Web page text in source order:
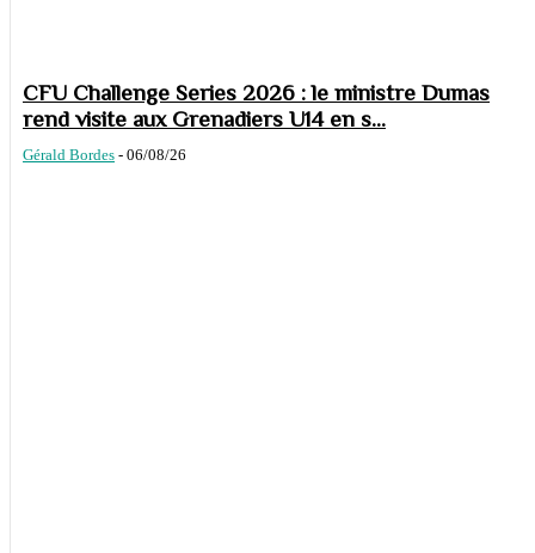
CFU Challenge Series 2026 : le ministre Dumas
rend visite aux Grenadiers U14 en s...
Gérald Bordes - 06/08/26